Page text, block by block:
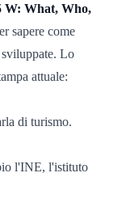
W: What, Who,
sapere come
Lo
attuale:
di turismo.
l'INE, l'istituto